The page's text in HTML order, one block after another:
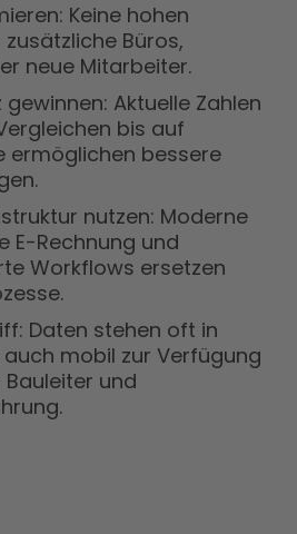
Keine hohen
Büros,
neue Mitarbeiter.
Aktuelle Zahlen
bis auf
ermöglichen bessere
nutzen: Moderne
E-Rechnung und
Workflows ersetzen
Daten stehen oft in
mobil zur Verfügung
Bauleiter und